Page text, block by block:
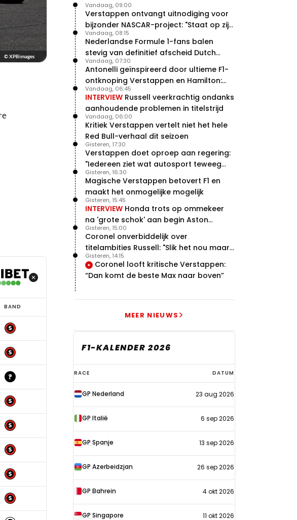
© XPBimages
BAND
Verstappen ontvangt uitnodiging voor
bijzonder NASCAR-project: "Staat op zijn
radar"
Vandaag, 09:00
Nederlandse Formule 1-fans balen
stevig van definitief afscheid Dutch
Grand Prix
Vandaag, 08:15
Antonelli geïnspireerd door ultieme F1-
ontknoping Verstappen en Hamilton:
"Leven of dood!"
Vandaag, 07:30
INTERVIEW Russell veerkrachtig ondanks
aanhoudende problemen in titelstrijd
Vandaag, 06:45
Kritiek Verstappen vertelt niet het hele
Red Bull-verhaal dit seizoen
Vandaag, 06:00
Verstappen doet oproep aan regering:
"Iedereen ziet wat autosport teweeg
brengt"
Gisteren, 17:30
Magische Verstappen betovert F1 en
maakt het onmogelijke mogelijk
Gisteren, 16:30
INTERVIEW Honda trots op ommekeer
na 'grote schok' aan begin Aston
Martin-avontuur
Gisteren, 15:45
Coronel onverbiddelijk over
titelambities Russell: "Slik het nou maar
gewoon"
Gisteren, 15:00
Coronel looft kritische Verstappen:
“Dan komt de beste Max naar boven”
Gisteren, 14:15
MEER NIEUWS
F1-KALENDER 2026
F1-
kalender
2026
RACE DATUM
GP Nederland 23 aug 2026
GP Italië 6 sep 2026
GP Spanje 13 sep 2026
GP Azerbeidzjan 26 sep 2026
GP Bahrein 4 okt 2026
GP Singapore 11 okt 2026